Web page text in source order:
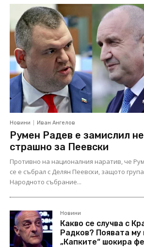
Новини Иван Ангелов
Румен Радев е замислил
страшно за Пеевски
Противно на националния наратив, че
се е събрал с Делян Пеевски, защото
Народното събрание...
Новини
Какво се случва с
Радков? Появата му
„Капките“ шокира